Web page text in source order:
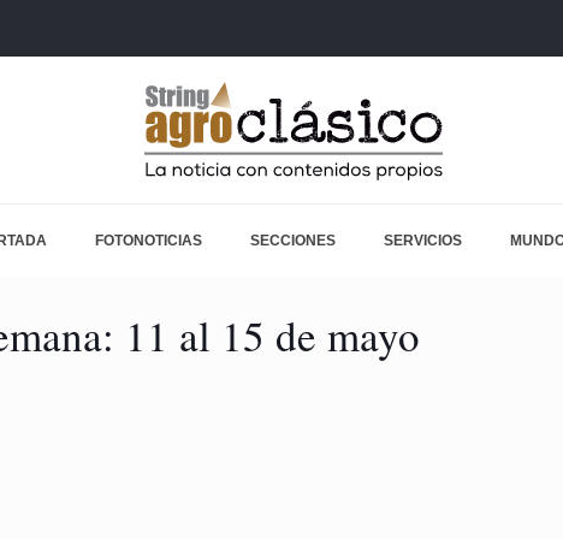
FOTONOTICIAS SECCIONES SERVICIOS
11 al 15 de mayo